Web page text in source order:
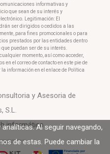
informativas y
que sean de su interés y
Legitimación: El
ser dirigidos o cedidos a las
para fines promocionales o para
prestados por las entidades dentro
puedan ser de su interés.
momento, así como acceder,
el correo de contacto en este pie de
información en el enlace de Política
y Asesoria de
S.L.
informáticaAl seguir navegando,
de estas. Puede cambiar la